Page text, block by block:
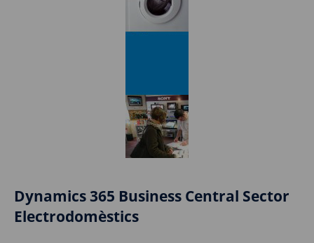
Dynamics 365 Business Central Sector
Electrodomèstics